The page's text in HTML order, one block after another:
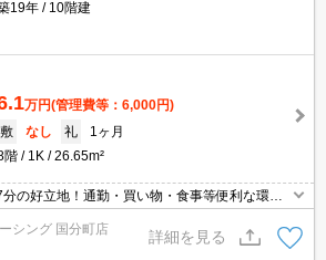
19年
10階建
万円(管理費等：6,000円)
敷
なし 礼
1ヶ月
階
1K 26.65m²
の好立地！通勤・買い物・食事等便利な環境
め！宅配ボックスもあり不在時にも荷物が受け
オートロックで防犯面も安心です♪
シング 国分町店
詳細を見る